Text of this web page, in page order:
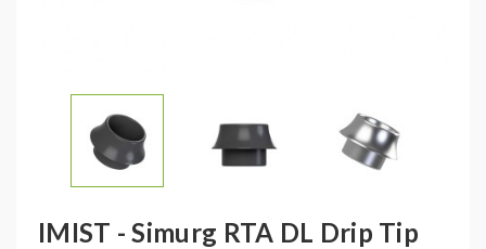
IMIST - Simurg RTA DL Drip Tip